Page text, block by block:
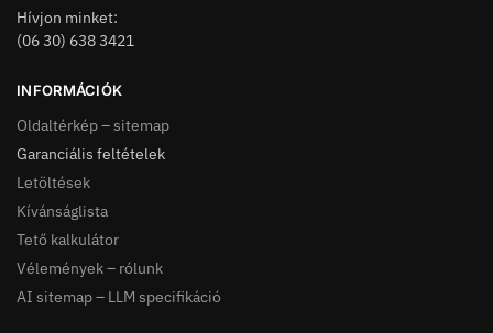
Hívjon minket:
(06 30) 638 3421
INFORMÁCIÓK
Oldaltérkép – sitemap
Garanciális feltételek
Letöltések
Kívánságlista
Tető kalkulátor
Vélemények – rólunk
AI sitemap – LLM specifikáció